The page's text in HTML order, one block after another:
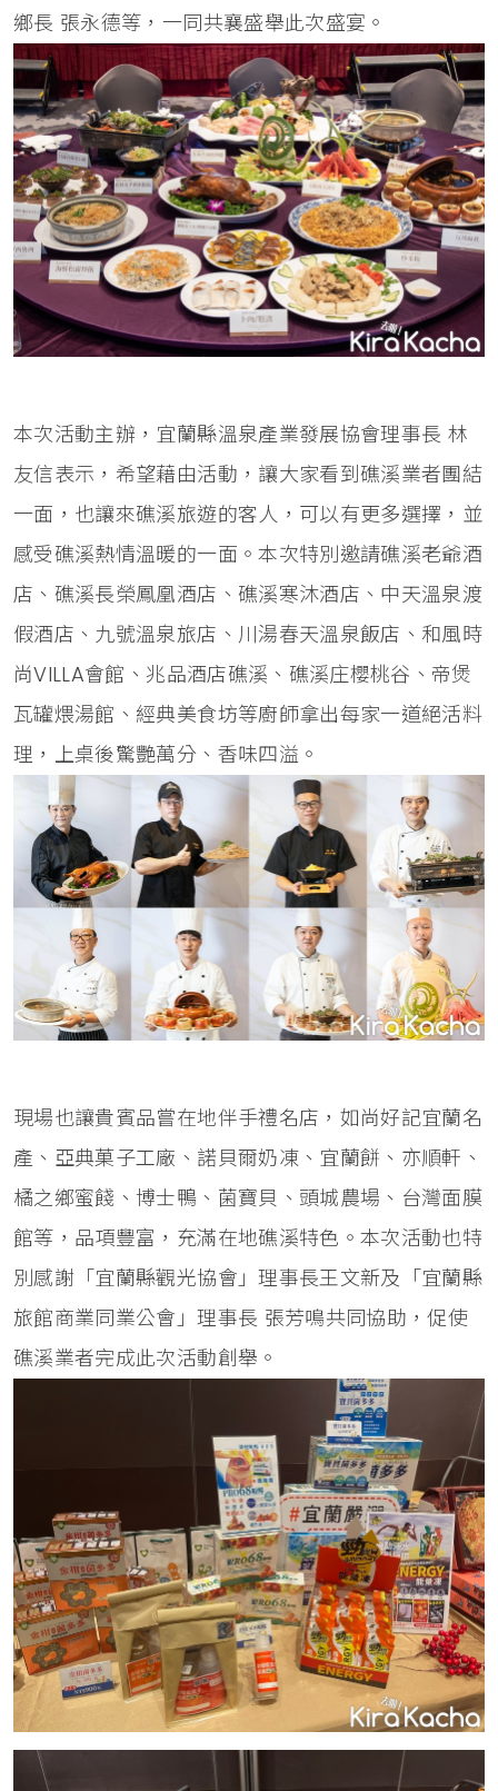
鄉長 張永德等，一同共襄盛舉此次盛宴。
本次活動主辦，宜蘭縣溫泉產業發展協會理事長 林
友信表示，希望藉由活動，讓大家看到礁溪業者團結
一面，也讓來礁溪旅遊的客人，可以有更多選擇，並
感受礁溪熱情溫暖的一面。本次特別邀請礁溪老爺酒
店、礁溪長榮鳳凰酒店、礁溪寒沐酒店、中天溫泉渡
假酒店、九號溫泉旅店、川湯春天溫泉飯店、和風時
尚VILLA會館、兆品酒店礁溪、礁溪庄櫻桃谷、帝煲
瓦罐煨湯館、經典美食坊等廚師拿出每家一道絕活料
理，上桌後驚艷萬分、香味四溢。
現場也讓貴賓品嘗在地伴手禮名店，如尚好記宜蘭名
產、亞典菓子工廠、諾貝爾奶凍、宜蘭餅、亦順軒、
橘之鄉蜜餞、博士鴨、菌寶貝、頭城農場、台灣面膜
館等，品項豐富，充滿在地礁溪特色。本次活動也特
別感謝「宜蘭縣觀光協會」理事長王文新及「宜蘭縣
旅館商業同業公會」理事長 張芳鳴共同協助，促使
礁溪業者完成此次活動創舉。